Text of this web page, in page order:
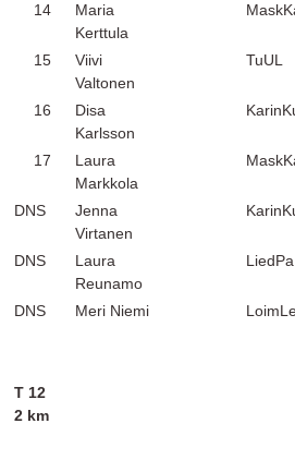
14
Maria
Kerttula
15
Viivi
Valtonen
TuUL
16
Disa
Karlsson
17
Laura
Markkola
DNS
Jenna
Virtanen
DNS
Laura
Reunamo
LiedPa
DNS Meri Niemi
T 12
2 km